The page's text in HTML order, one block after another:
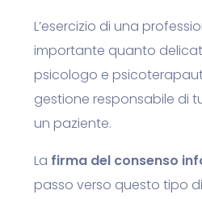
L’esercizio di una
importante quanto
psicologo e
gestione responsabile di
un paziente.
La firma del consenso
passo verso questo tipo